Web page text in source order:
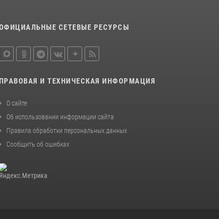
СЕТЕВЫЕ РЕСУРСЫ
ПРАВОВАЯ И ТЕХНИЧЕСКАЯ ИНФОРМАЦИЯ
О сайте
Об использовании информации сайта
Правила обработки персональных данных
Сообщить об ошибках